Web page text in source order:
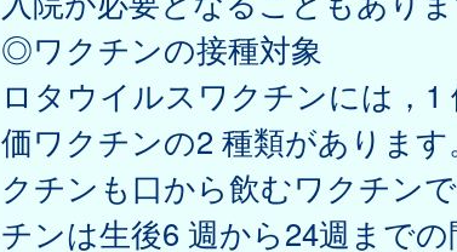
◎ワクチンの接種対象
ロタウイルスワクチンには，1
価ワクチンの2 種類がありま
クチンも口から飲むワクチン
チンは生後6 週から24週まで